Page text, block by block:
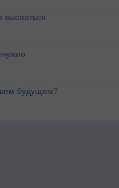
выспаться
будущем?